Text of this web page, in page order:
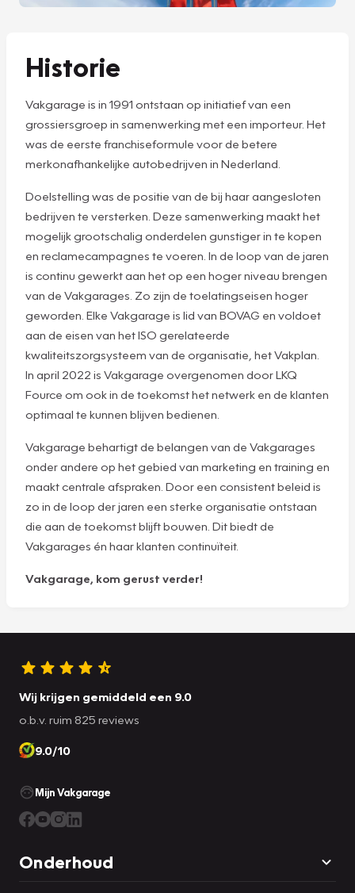
Historie
Vakgarage is in 1991 ontstaan op initiatief van een
grossiersgroep in samenwerking met een importeur. Het
was de eerste franchiseformule voor de betere
merkonafhankelijke autobedrijven in Nederland.
Doelstelling was de positie van de bij haar aangesloten
bedrijven te versterken. Deze samenwerking maakt het
mogelijk grootschalig onderdelen gunstiger in te kopen
en reclamecampagnes te voeren. In de loop van de jaren
is continu gewerkt aan het op een hoger niveau brengen
van de Vakgarages. Zo zijn de toelatingseisen hoger
geworden. Elke Vakgarage is lid van BOVAG en voldoet
aan de eisen van het ISO gerelateerde
kwaliteitszorgsysteem van de organisatie, het Vakplan.
In april 2022 is Vakgarage overgenomen door LKQ
Fource om ook in de toekomst het netwerk en de klanten
optimaal te kunnen blijven bedienen.
Vakgarage behartigt de belangen van de Vakgarages
onder andere op het gebied van marketing en training en
maakt centrale afspraken. Door een consistent beleid is
zo in de loop der jaren een sterke organisatie ontstaan
die aan de toekomst blijft bouwen. Dit biedt de
Vakgarages én haar klanten continuïteit.
Vakgarage, kom gerust verder!
Wij krijgen gemiddeld een 9.0
o.b.v. ruim 825 reviews
9.0/10
Mijn Vakgarage
Onderhoud